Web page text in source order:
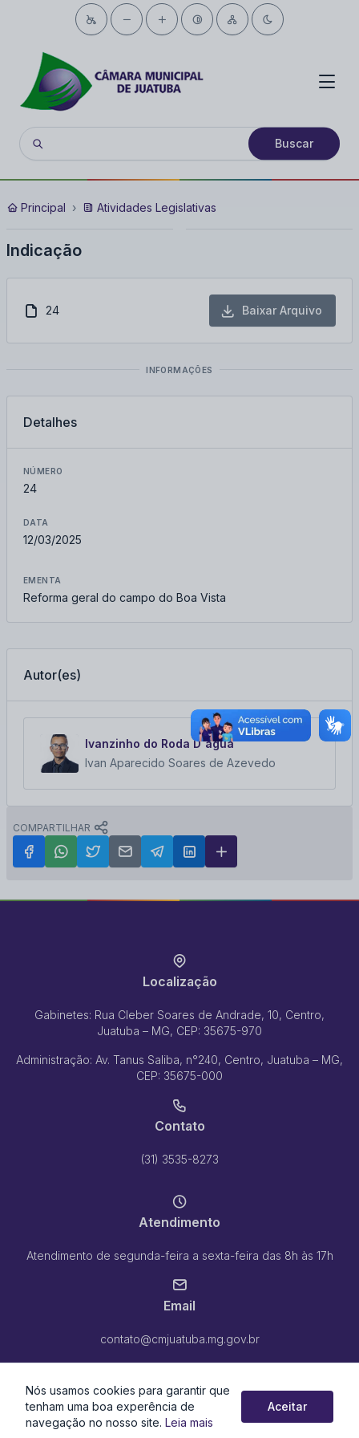
Buscar
Principal Atividades Legislativas
Indicação
24 Baixar Arquivo
INFORMAÇÕES
Detalhes
NÚMERO
24
DATA
12/03/2025
EMENTA
Reforma geral do campo do Boa Vista
Autor(es)
Ivanzinho do Roda D`água
Ivan Aparecido Soares de Azevedo
COMPARTILHAR
Localização
Gabinetes: Rua Cleber Soares de Andrade, 10, Centro,
Juatuba – MG, CEP: 35675-970
Administração: Av. Tanus Saliba, n°240, Centro, Juatuba – MG,
CEP: 35675-000
Contato
(31) 3535-8273
Atendimento
Atendimento de segunda-feira a sexta-feira das 8h às 17h
Email
contato@cmjuatuba.mg.gov.br
Nós usamos cookies para garantir que
tenham uma boa experência de
navegação no nosso site. Leia mais
Aceitar